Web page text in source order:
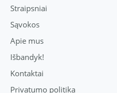
Straipsniai
Sąvokos
Apie mus
Išbandyk!
Kontaktai
Privatumo politika